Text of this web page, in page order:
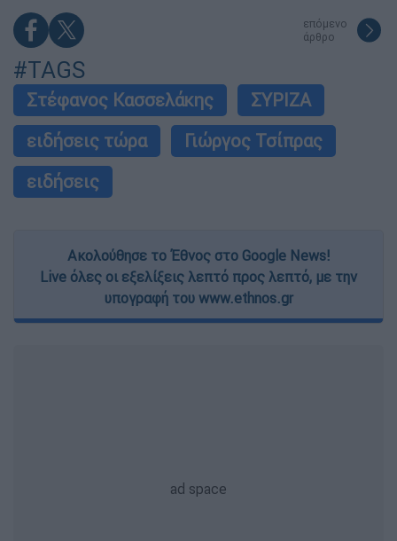
επόμενο
άρθρο
#TAGS
Στέφανος Κασσελάκης
ΣΥΡΙΖΑ
ειδήσεις τώρα
Γιώργος Τσίπρας
ειδήσεις
Ακολούθησε το Έθνος στο Google News!
Live όλες οι εξελίξεις λεπτό προς λεπτό, με την
υπογραφή του www.ethnos.gr